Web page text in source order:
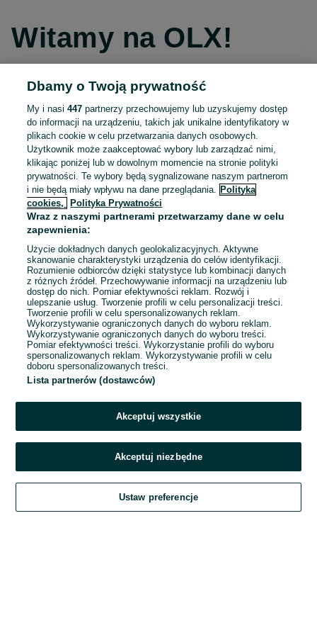
Witamy na OLX!
Kontynuuj przez Facebooka
Kontynuuj przez konto Apple
Kontynuuj przez konto Google
LUB
E-mail
Hasło
Zaloguj się
Kontynuując za pośrednictwem jednego z dostawców wskazanych powyżej,
OLX.pl w jego aktualnym brzmieniu.
Dbamy o Twoją prywatność
My i nasi447 partnerzy przechowujemy lub uzyskujemy dostęp
do informacji na urządzeniu, takich jak unikalne identyfikatory w
plikach cookie w celu przetwarzania danych osobowych.
Użytkownik może zaakceptować wybory lub zarządzać nimi,
klikając poniżej lub w dowolnym momencie na stronie polityki
prywatności. Te wybory będą sygnalizowane naszym partnerom
i nie będą miały wpływu na dane przeglądania.
Polityka
cookies,
Polityka Prywatności
Wraz z naszymi partnerami przetwarzamy dane w celu
zapewnienia:
Użycie dokładnych danych geolokalizacyjnych. Aktywne
skanowanie charakterystyki urządzenia do celów identyfikacji.
Rozumienie odbiorców dzięki statystyce lub kombinacji danych
z różnych źródeł. Przechowywanie informacji na urządzeniu lub
dostęp do nich. Pomiar efektywności reklam. Rozwój i
ulepszanie usług. Tworzenie profili w celu personalizacji treści.
Tworzenie profili w celu spersonalizowanych reklam.
Wykorzystywanie ograniczonych danych do wyboru reklam.
Wykorzystywanie ograniczonych danych do wyboru treści.
Pomiar efektywności treści. Wykorzystanie profili do wyboru
spersonalizowanych reklam. Wykorzystywanie profili w celu
doboru spersonalizowanych treści.
Lista partnerów (dostawców)
Akceptuj wszystkie
Akceptuj niezbędne
Ustaw preferencje